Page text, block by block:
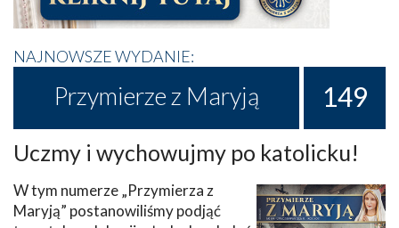
NAJNOWSZE WYDANIE:
Przymierze z Maryją 149
Uczmy i wychowujmy po katolicku!
W tym numerze „Przymierza z
Maryją” postanowiliśmy podjąć